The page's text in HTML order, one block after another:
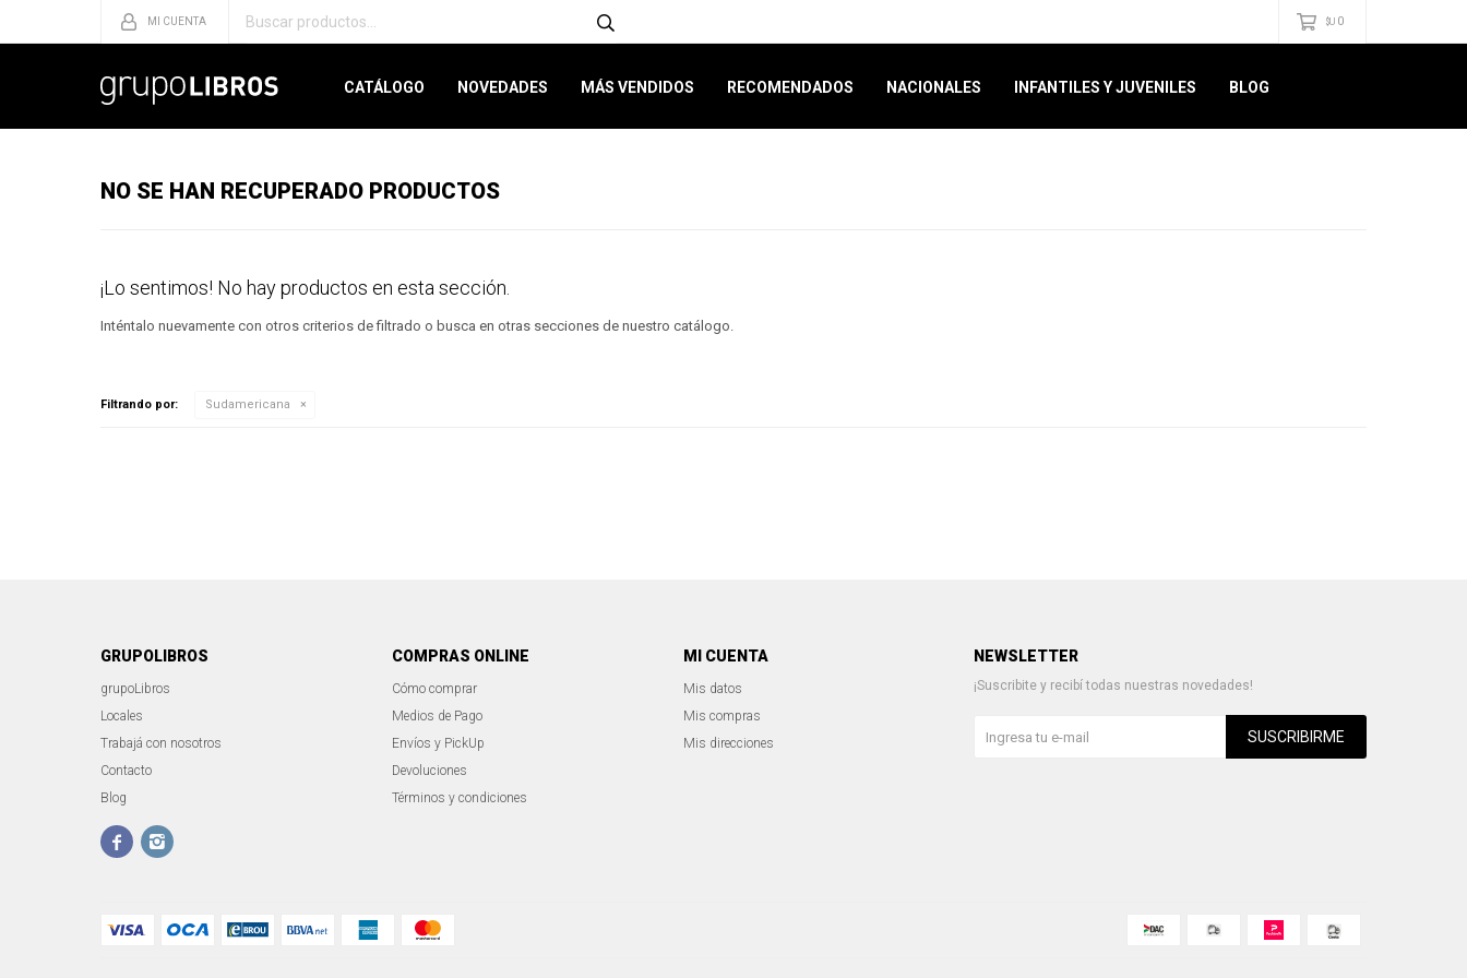
CATÁLOGO NOVEDADES MÁS VENDIDOS RECOMENDADOS NACIONALES INFANTILES Y JUVENILES BLOG
$U 0
NO SE HAN RECUPERADO PRODUCTOS
¡Lo sentimos! No hay productos en esta sección.
Inténtalo nuevamente con otros criterios de filtrado o busca en otras secciones de nuestro catálogo.
Filtrando por: Sudamericana
GRUPOLIBROS
grupoLibros
Locales
Trabajá con nosotros
Contacto
Blog
 
COMPRAS ONLINE
Cómo comprar
Medios de Pago
Envíos y PickUp
Devoluciones
Términos y condiciones
MI CUENTA
Mis datos
Mis compras
Mis direcciones
NEWSLETTER
¡Suscribite y recibí todas nuestras novedades!
SUSCRIBIRME